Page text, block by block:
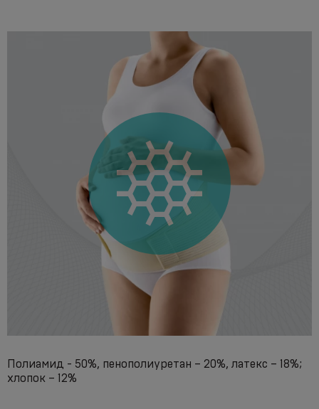
Полиамид - 50%, пенополиуретан – 20%, латекс – 18%;
хлопок – 12%